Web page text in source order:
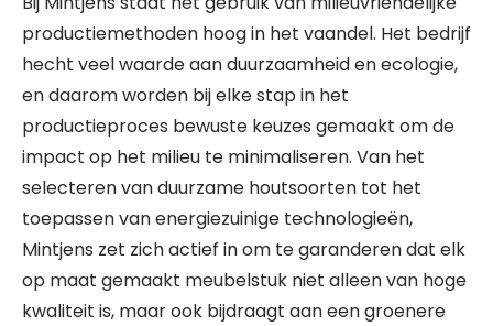
productiemethoden hoog in het vaandel. Het bedrijf
hecht veel waarde aan duurzaamheid en ecologie,
en daarom worden bij elke stap in het
productieproces bewuste keuzes gemaakt om de
impact op het milieu te minimaliseren. Van het
selecteren van duurzame houtsoorten tot het
toepassen van energiezuinige technologieën,
Mintjens zet zich actief in om te garanderen dat elk
op maat gemaakt meubelstuk niet alleen van hoge
kwaliteit is, maar ook bijdraagt aan een groenere